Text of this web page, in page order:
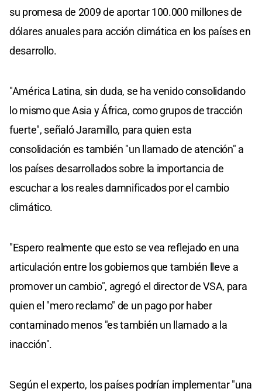
su promesa de 2009 de aportar 100.000 millones de
dólares anuales para acción climática en los países en
desarrollo.
"América Latina, sin duda, se ha venido consolidando
lo mismo que Asia y África, como grupos de tracción
fuerte", señaló Jaramillo, para quien esta
consolidación es también "un llamado de atención" a
los países desarrollados sobre la importancia de
escuchar a los reales damnificados por el cambio
climático.
"Espero realmente que esto se vea reflejado en una
articulación entre los gobiernos que también lleve a
promover un cambio", agregó el director de VSA, para
quien el "mero reclamo" de un pago por haber
contaminado menos "es también un llamado a la
inacción".
Según el experto, los países podrían implementar "una